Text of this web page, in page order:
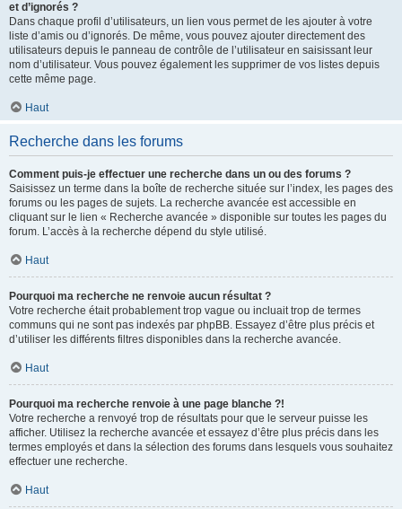
et d’ignorés ?
Dans chaque profil d’utilisateurs, un lien vous permet de les ajouter à votre
liste d’amis ou d’ignorés. De même, vous pouvez ajouter directement des
utilisateurs depuis le panneau de contrôle de l’utilisateur en saisissant leur
nom d’utilisateur. Vous pouvez également les supprimer de vos listes depuis
cette même page.
Haut
Recherche dans les forums
Comment puis-je effectuer une recherche dans un ou des forums ?
Saisissez un terme dans la boîte de recherche située sur l’index, les pages des
forums ou les pages de sujets. La recherche avancée est accessible en
cliquant sur le lien « Recherche avancée » disponible sur toutes les pages du
forum. L’accès à la recherche dépend du style utilisé.
Haut
Pourquoi ma recherche ne renvoie aucun résultat ?
Votre recherche était probablement trop vague ou incluait trop de termes
communs qui ne sont pas indexés par phpBB. Essayez d’être plus précis et
d’utiliser les différents filtres disponibles dans la recherche avancée.
Haut
Pourquoi ma recherche renvoie à une page blanche ?!
Votre recherche a renvoyé trop de résultats pour que le serveur puisse les
afficher. Utilisez la recherche avancée et essayez d’être plus précis dans les
termes employés et dans la sélection des forums dans lesquels vous souhaitez
effectuer une recherche.
Haut